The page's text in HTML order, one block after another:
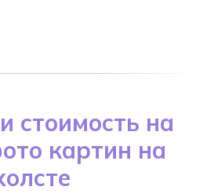
стоимость на
картин на